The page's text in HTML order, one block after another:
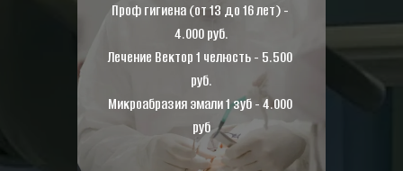
Проф гигиена (от 13 до 16 лет) -
4.000 руб.
Лечение Вектор 1 челюсть - 5.500
руб.
Микроабразия эмали 1 зуб - 4.000
руб